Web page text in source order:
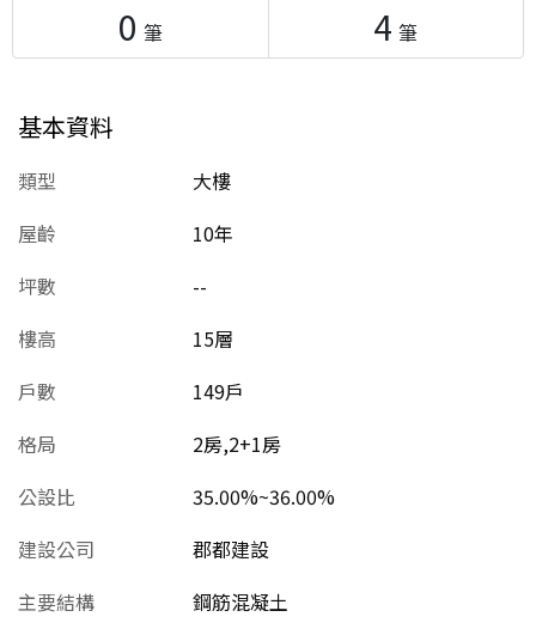
0 筆 4 筆
基本資料
類型
大樓
屋齡
10年
坪數
--
樓高
15層
戶數
149戶
格局
2房,2+1房
公設比
35.00%~36.00%
建設公司
郡都建設
主要結構
鋼筋混凝土